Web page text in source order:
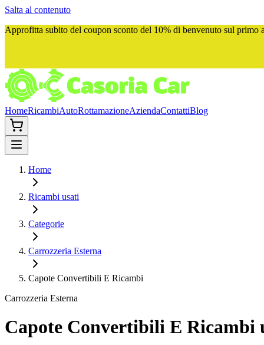
Salta al contenuto
Approfitta subito del coupon sconto del 10% di benvenuto sul primo
HomeRicambiAutoRottamazioneAziendaContattiBlog
Home
Ricambi usati
Categorie
Carrozzeria Esterna
Capote Convertibili E Ricambi
Carrozzeria Esterna
Capote Convertibili E Ricambi